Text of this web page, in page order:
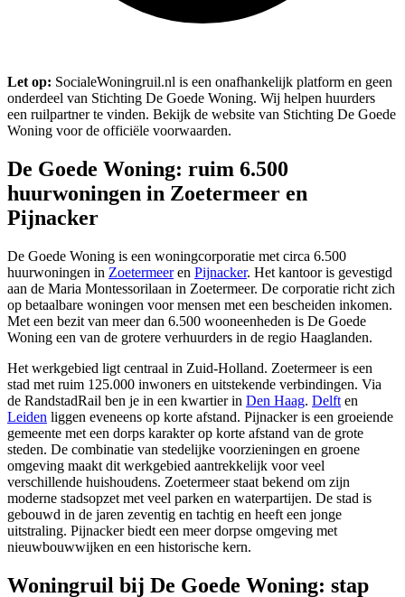
Let op: SocialeWoningruil.nl is een onafhankelijk platform en geen
onderdeel van Stichting De Goede Woning. Wij helpen huurders
een ruilpartner te vinden. Bekijk de website van Stichting De Goede
Woning voor de officiële voorwaarden.
De Goede Woning: ruim 6.500
huurwoningen in Zoetermeer en
Pijnacker
De Goede Woning is een woningcorporatie met circa 6.500
huurwoningen in Zoetermeeren Pijnacker. Het kantoor is gevestigd
aan de Maria Montessorilaan in Zoetermeer. De corporatie richt zich
op betaalbare woningen voor mensen met een bescheiden inkomen.
Met een bezit van meer dan 6.500 wooneenheden is De Goede
Woning een van de grotere verhuurders in de regio Haaglanden.
Het werkgebied ligt centraal in Zuid-Holland. Zoetermeer is een
stad met ruim 125.000 inwoners en uitstekende verbindingen. Via
de RandstadRail ben je in een kwartier in Den Haag. Delft en
Leiden liggen eveneens op korte afstand. Pijnacker is een groeiende
gemeente met een dorps karakter op korte afstand van de grote
steden. De combinatie van stedelijke voorzieningen en groene
omgeving maakt dit werkgebied aantrekkelijk voor veel
verschillende huishoudens. Zoetermeer staat bekend om zijn
moderne stadsopzet met veel parken en waterpartijen. De stad is
gebouwd in de jaren zeventig en tachtig en heeft een jonge
uitstraling. Pijnacker biedt een meer dorpse omgeving met
nieuwbouwwijken en een historische kern.
Woningruil bij De Goede Woning: stap